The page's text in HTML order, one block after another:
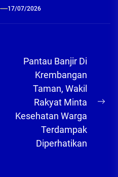
17/07/2026
Pantau Banjir Di
Krembangan
Taman, Wakil
Rakyat Minta
Kesehatan Warga
Terdampak
Diperhatikan